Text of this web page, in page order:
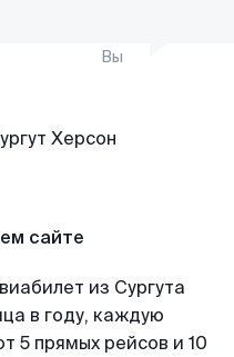
Вы
сайте
из Сургута
в году, каждую
5 прямых рейсов и 10